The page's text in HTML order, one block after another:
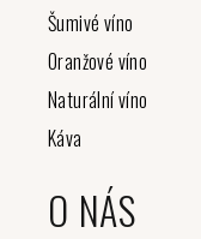
Šumivé víno
Oranžové víno
Naturální víno
Káva
O NÁS